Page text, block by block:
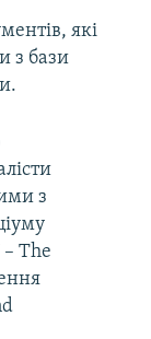
які
з бази
з
– The